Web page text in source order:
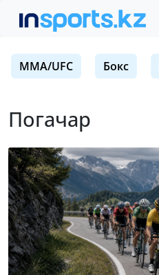
MMA/UFC Бокс
Погачар